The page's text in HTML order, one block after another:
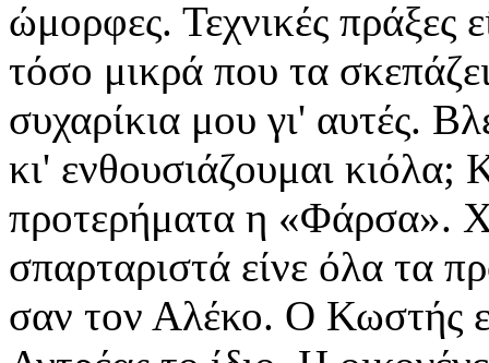
ώμορφες. Τεχνικές πράξες
τόσο μικρά που τα
συχαρίκια μου γι' αυτές.
κι' ενθουσιάζουμαι κιόλα;
προτερήματα η «Φάρσα».
σπαρταριστά είνε όλα τα
σαν τον Αλέκο. Ο Κωστής